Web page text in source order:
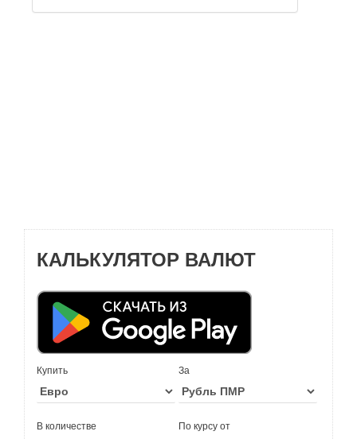
КАЛЬКУЛЯТОР ВАЛЮТ
Купить За
В количестве По курсу от